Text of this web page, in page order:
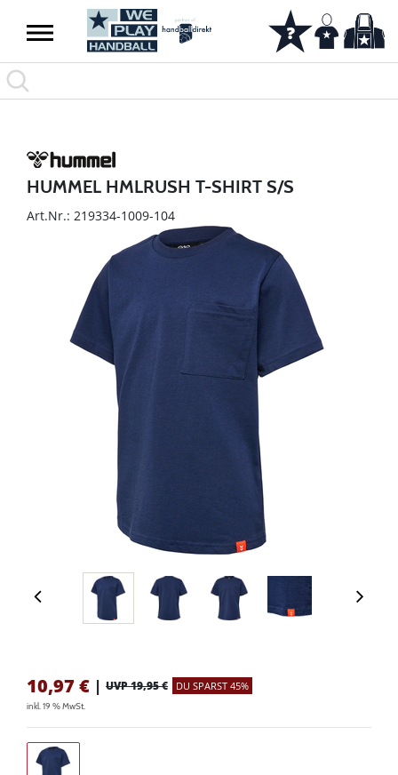
HUMMEL HMLRUSH T-SHIRT S/S
Art.Nr.: 219334-1009-104
10,97 € | UVP 19,95 € DU SPARST 45%
inkl. 19 % MwSt.